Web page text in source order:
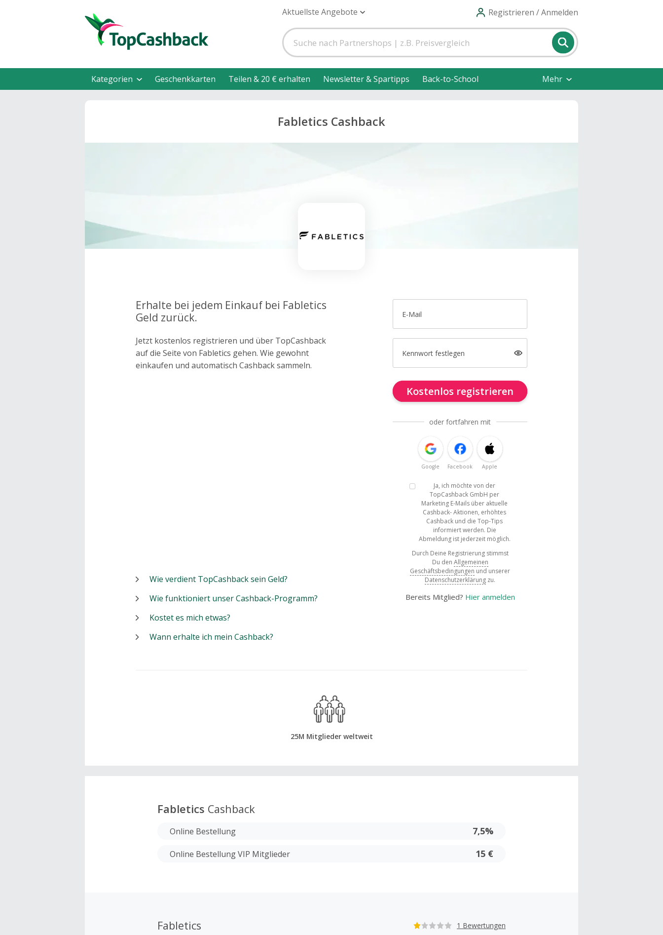
Aktuellste Angebote Registrieren / Anmelden
Kategorien Geschenkkarten Teilen & 20 € erhalten Newsletter & Spartipps Back-to-School Mehr
Fabletics Cashback
Erhalte bei jedem Einkauf bei Fabletics
Geld zurück.
Jetzt kostenlos registrieren und über TopCashback
auf die Seite von Fabletics gehen. Wie gewohnt
einkaufen und automatisch Cashback sammeln.
E-Mail
Kennwort festlegen
Kostenlos registrieren
oder fortfahren mit
Google Facebook Apple
Ja, ich möchte von der
TopCashback GmbH per
Marketing E-Mails über aktuelle
Cashback- Aktionen, erhöhtes
Cashback und die Top-Tips
informiert werden. Die
Abmeldung ist jederzeit möglich.
Durch Deine Registrierung stimmst
Du den Allgemeinen
Geschäftsbedingungen und unserer
Datenschutzerklärung zu.
Bereits Mitglied? Hier anmelden
Wie verdient TopCashback sein Geld?
Wie funktioniert unser Cashback-Programm?
Kostet es mich etwas?
Wann erhalte ich mein Cashback?
25M Mitglieder weltweit
Fabletics Cashback
Online Bestellung 7,5%
Online Bestellung VIP Mitglieder 15 €
Fabletics 1 Bewertungen